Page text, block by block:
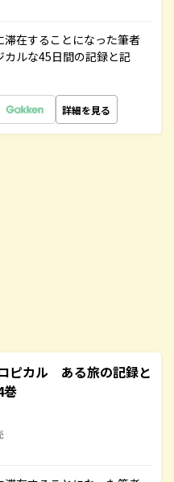
在することになった筆者
ルな45日間の記録と記
詳細を見る
ピカル ある旅の記録と